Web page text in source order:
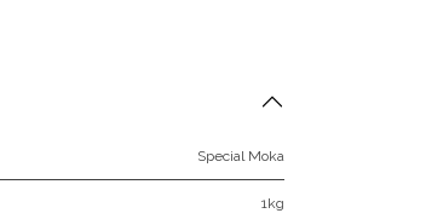
Special Moka
1kg